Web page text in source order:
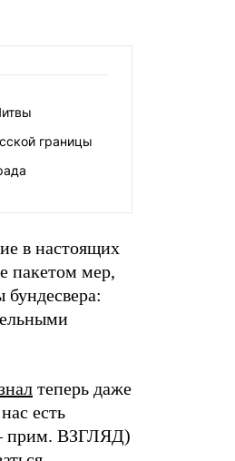
границы
в настоящих
пакетом мер,
теперь даже
есть
прим. ВЗГЛЯД)